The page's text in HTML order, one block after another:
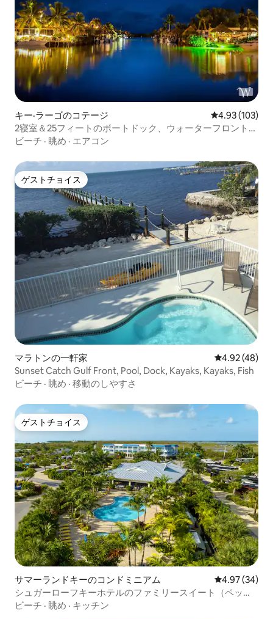
キー·ラーゴのコテージ レビュー103
4.93 (103)
2寝室＆25フィートのボートドック、ウォーターフロント
（大西洋側）
ビーチ · 眺め · エアコン
ゲストチョイス
ゲストチョイス
マラトンの一軒家 レビュー48
4.92 (48)
Sunset Catch Gulf Front, Pool, Dock, Kayaks, Kayaks, Fish
ビーチ · 眺め · 移動のしやすさ
ゲストチョイス
ゲストチョイス
サマーランドキーのコンドミニアム レビュー34
4.97 (34)
シュガーローフキーホテルのファミリースイート（ペット
OK）
ビーチ · 眺め · キッチン